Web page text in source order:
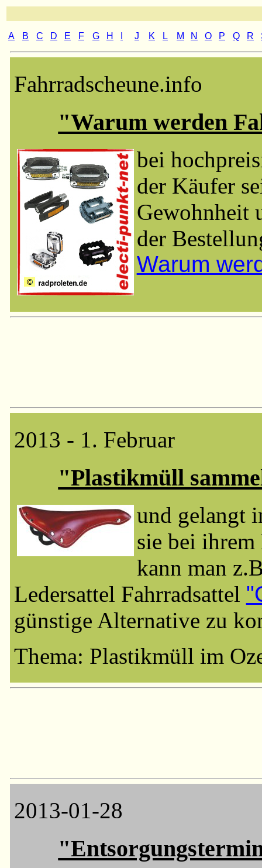
A B C D E F G H J K L M N O P Q R
Fahrradscheune.info
"Warum werden
bei
der Käufer
Gewohnheit
der
Warum
2013 - 1. Februar
"Plastikmüll
und gelangt
sie bei
kann man
Ledersattel Fahrradsattel
günstige Alternative zu
Thema: Plastikmüll im
2013-01-28